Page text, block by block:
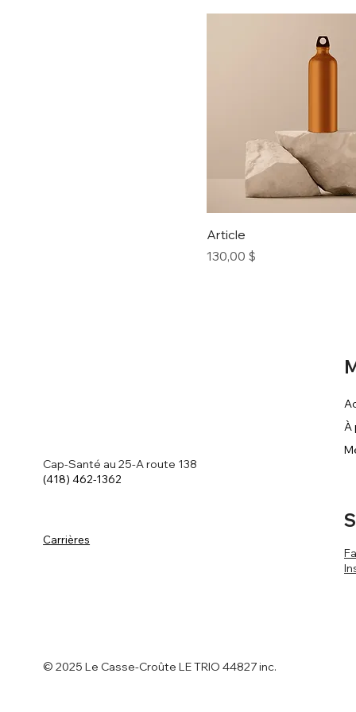
Article
Prix
130,00 $
Cap-Santé au 25-A route 138
(418) 462-1362
Carrières
À
© 2025 Le Casse-Croûte LE TRIO 44827 inc.